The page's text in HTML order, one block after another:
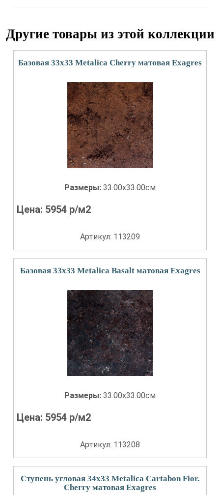
Другие товары из этой коллекции
Базовая 33x33 Metalica Cherry матовая Exagres
Размеры: 33.00x33.00см
Цена: 5954 р/м2
Артикул: 113209
Базовая 33x33 Metalica Basalt матовая Exagres
Размеры: 33.00x33.00см
Цена: 5954 р/м2
Артикул: 113208
Ступень угловая 34x33 Metalica Cartabon Fior.
Cherry матовая Exagres